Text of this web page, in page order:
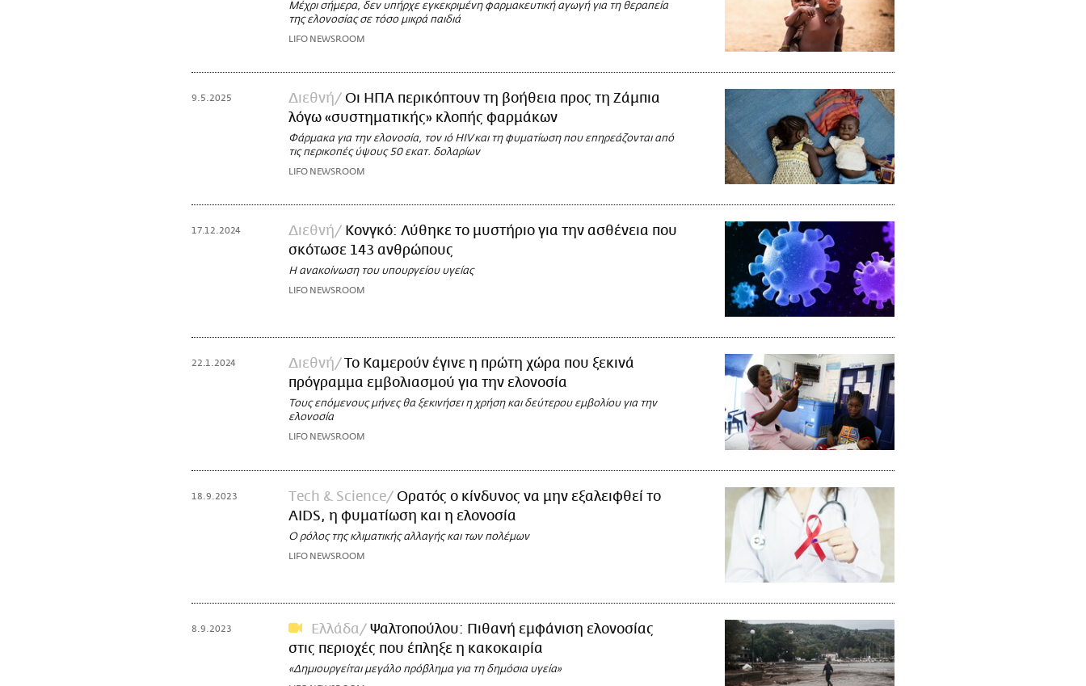
Μέχρι σήμερα, δεν υπήρχε εγκεκριμένη φαρμακευτική αγωγή για τη θεραπεία
της ελονοσίας σε τόσο μικρά παιδιά
LIFO NEWSROOM
9.5.2025 Διεθνή
Οι ΗΠΑ περικόπτουν τη βοήθεια προς τη Ζάμπια
λόγω «συστηματικής» κλοπής φαρμάκων
Φάρμακα για την ελονοσία, τον ιό HIV και τη φυματίωση που επηρεάζονται από
τις περικοπές ύψους 50 εκατ. δολαρίων
LIFO NEWSROOM
17.12.2024 Διεθνή
Κονγκό: Λύθηκε το μυστήριο για την ασθένεια που
σκότωσε 143 ανθρώπους
Η ανακοίνωση του υπουργείου υγείας
LIFO NEWSROOM
22.1.2024 Διεθνή
Το Καμερούν έγινε η πρώτη χώρα που ξεκινά
πρόγραμμα εμβολιασμού για την ελονοσία
Τους επόμενους μήνες θα ξεκινήσει η χρήση και δεύτερου εμβολίου για την
ελονοσία
LIFO NEWSROOM
18.9.2023 Τech & Science
Ορατός ο κίνδυνος να μην εξαλειφθεί το
AIDS, η φυματίωση και η ελονοσία
Ο ρόλος της κλιματικής αλλαγής και των πολέμων
LIFO NEWSROOM
8.9.2023 Ελλάδα
Ψαλτοπούλου: Πιθανή εμφάνιση ελονοσίας
στις περιοχές που έπληξε η κακοκαιρία
«Δημιουργείται μεγάλο πρόβλημα για τη δημόσια υγεία»